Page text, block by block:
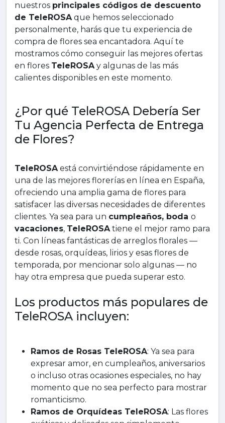
nuestros principales códigos de descuento
de TeleROSAque hemos seleccionado
personalmente, harás que tu experiencia de
compra de flores sea encantadora. Aquí te
mostramos cómo conseguir las mejores ofertas
en flores TeleROSAy algunas de las más
calientes disponibles en este momento.
¿Por qué TeleROSA Debería Ser
Tu Agencia Perfecta de Entrega
de Flores?
TeleROSAestá convirtiéndose rápidamente en
una de las mejores florerías en línea en España,
ofreciendo una amplia gama de flores para
satisfacer las diversas necesidades de diferentes
clientes. Ya sea para un cumpleaños, boda o
vacaciones, TeleROSAtiene el mejor ramo para
ti. Con líneas fantásticas de arreglos florales —
desde rosas, orquídeas, lirios y esas flores de
temporada, por mencionar solo algunas — no
hay otra empresa que pueda superar esto.
Los productos más populares de
TeleROSA incluyen:
Ramos de Rosas TeleROSA: Ya sea para
expresar amor, en cumpleaños, aniversarios
o incluso otras ocasiones especiales, no hay
momento que no sea perfecto para mostrar
romanticismo.
Ramos de Orquídeas TeleROSA: Las flores